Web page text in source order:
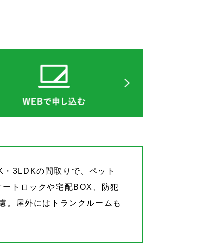
3LDKの間取りで、ペット
トロックや宅配BOX、防犯
。屋外にはトランクルームも